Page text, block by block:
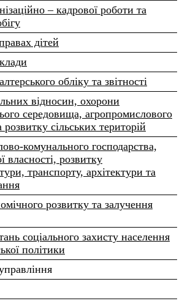
– кадрової роботи та
дітей
обліку та звітності
відносин, охорони
середовища, агропромислового
розвитку сільських територій
комунального господарства,
власності, розвитку
транспорту, архітектури та
розвитку та залучення
соціального захисту населення
політики